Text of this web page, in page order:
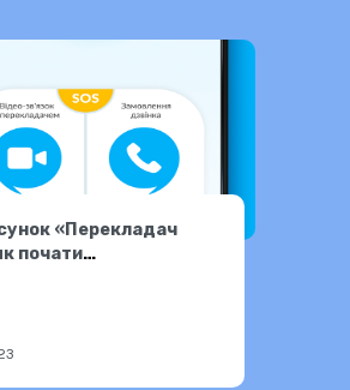
«Перекладач
почати